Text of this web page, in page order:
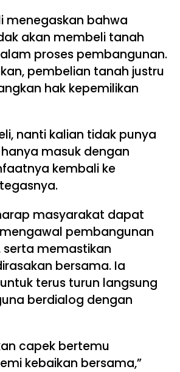
menegaskan bahwa
akan membeli tanah
proses pembangunan.
pembelian tanah justru
hak kepemilikan
nanti kalian tidak punya
masuk dengan
kembali ke
masyarakat dapat
pembangunan
serta memastikan
bersama. Ia
terus turun langsung
berdialog dengan
capek bertemu
kebaikan bersama,”